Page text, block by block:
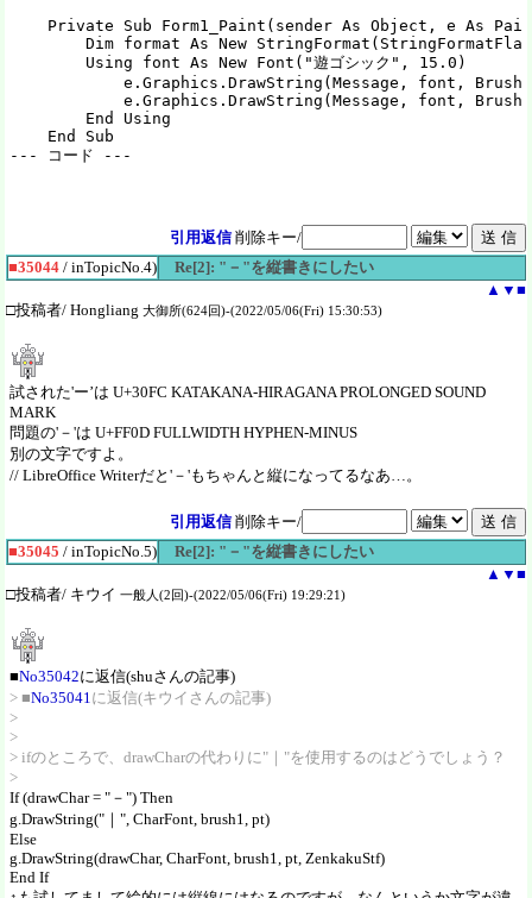
Private Sub Form1_Paint(sender As Object, e As
Dim format As New
        Using font As New Font("遊ゴシック", 15.0)
e.Graphics.DrawString(Message, font,
e.Graphics.DrawString(Message, font,
        End Using
    End Sub
引用返信 削除キー/
■35044 / inTopicNo.4)
Re[2]: "－"を縦書きにしたい
▲ ▼ ■
□投稿者/ Hongliang 大御所(624回)-(2022/05/06(Fri) 15:30:53)
試された'ー’は U+30FC KATAKANA-HIRAGANA PROLONGED SOUND
MARK
問題の'－'は U+FF0D FULLWIDTH HYPHEN-MINUS
別の文字ですよ。
// LibreOffice Writerだと'－'もちゃんと縦になってるなあ…。
引用返信 削除キー/
■35045 / inTopicNo.5)
Re[2]: "－"を縦書きにしたい
▲ ▼ ■
□投稿者/ キウイ 一般人(2回)-(2022/05/06(Fri) 19:29:21)
■No35042に返信(shuさんの記事)
> ■No35041 に返信(キウイさんの記事)
>
>
> ifのところで、drawCharの代わりに"｜"を使用するのはどうでしょう？
>
If (drawChar = "－") Then
g.DrawString("｜", CharFont, brush1, pt)
Else
g.DrawString(drawChar, CharFont, brush1, pt, ZenkakuStf)
End If